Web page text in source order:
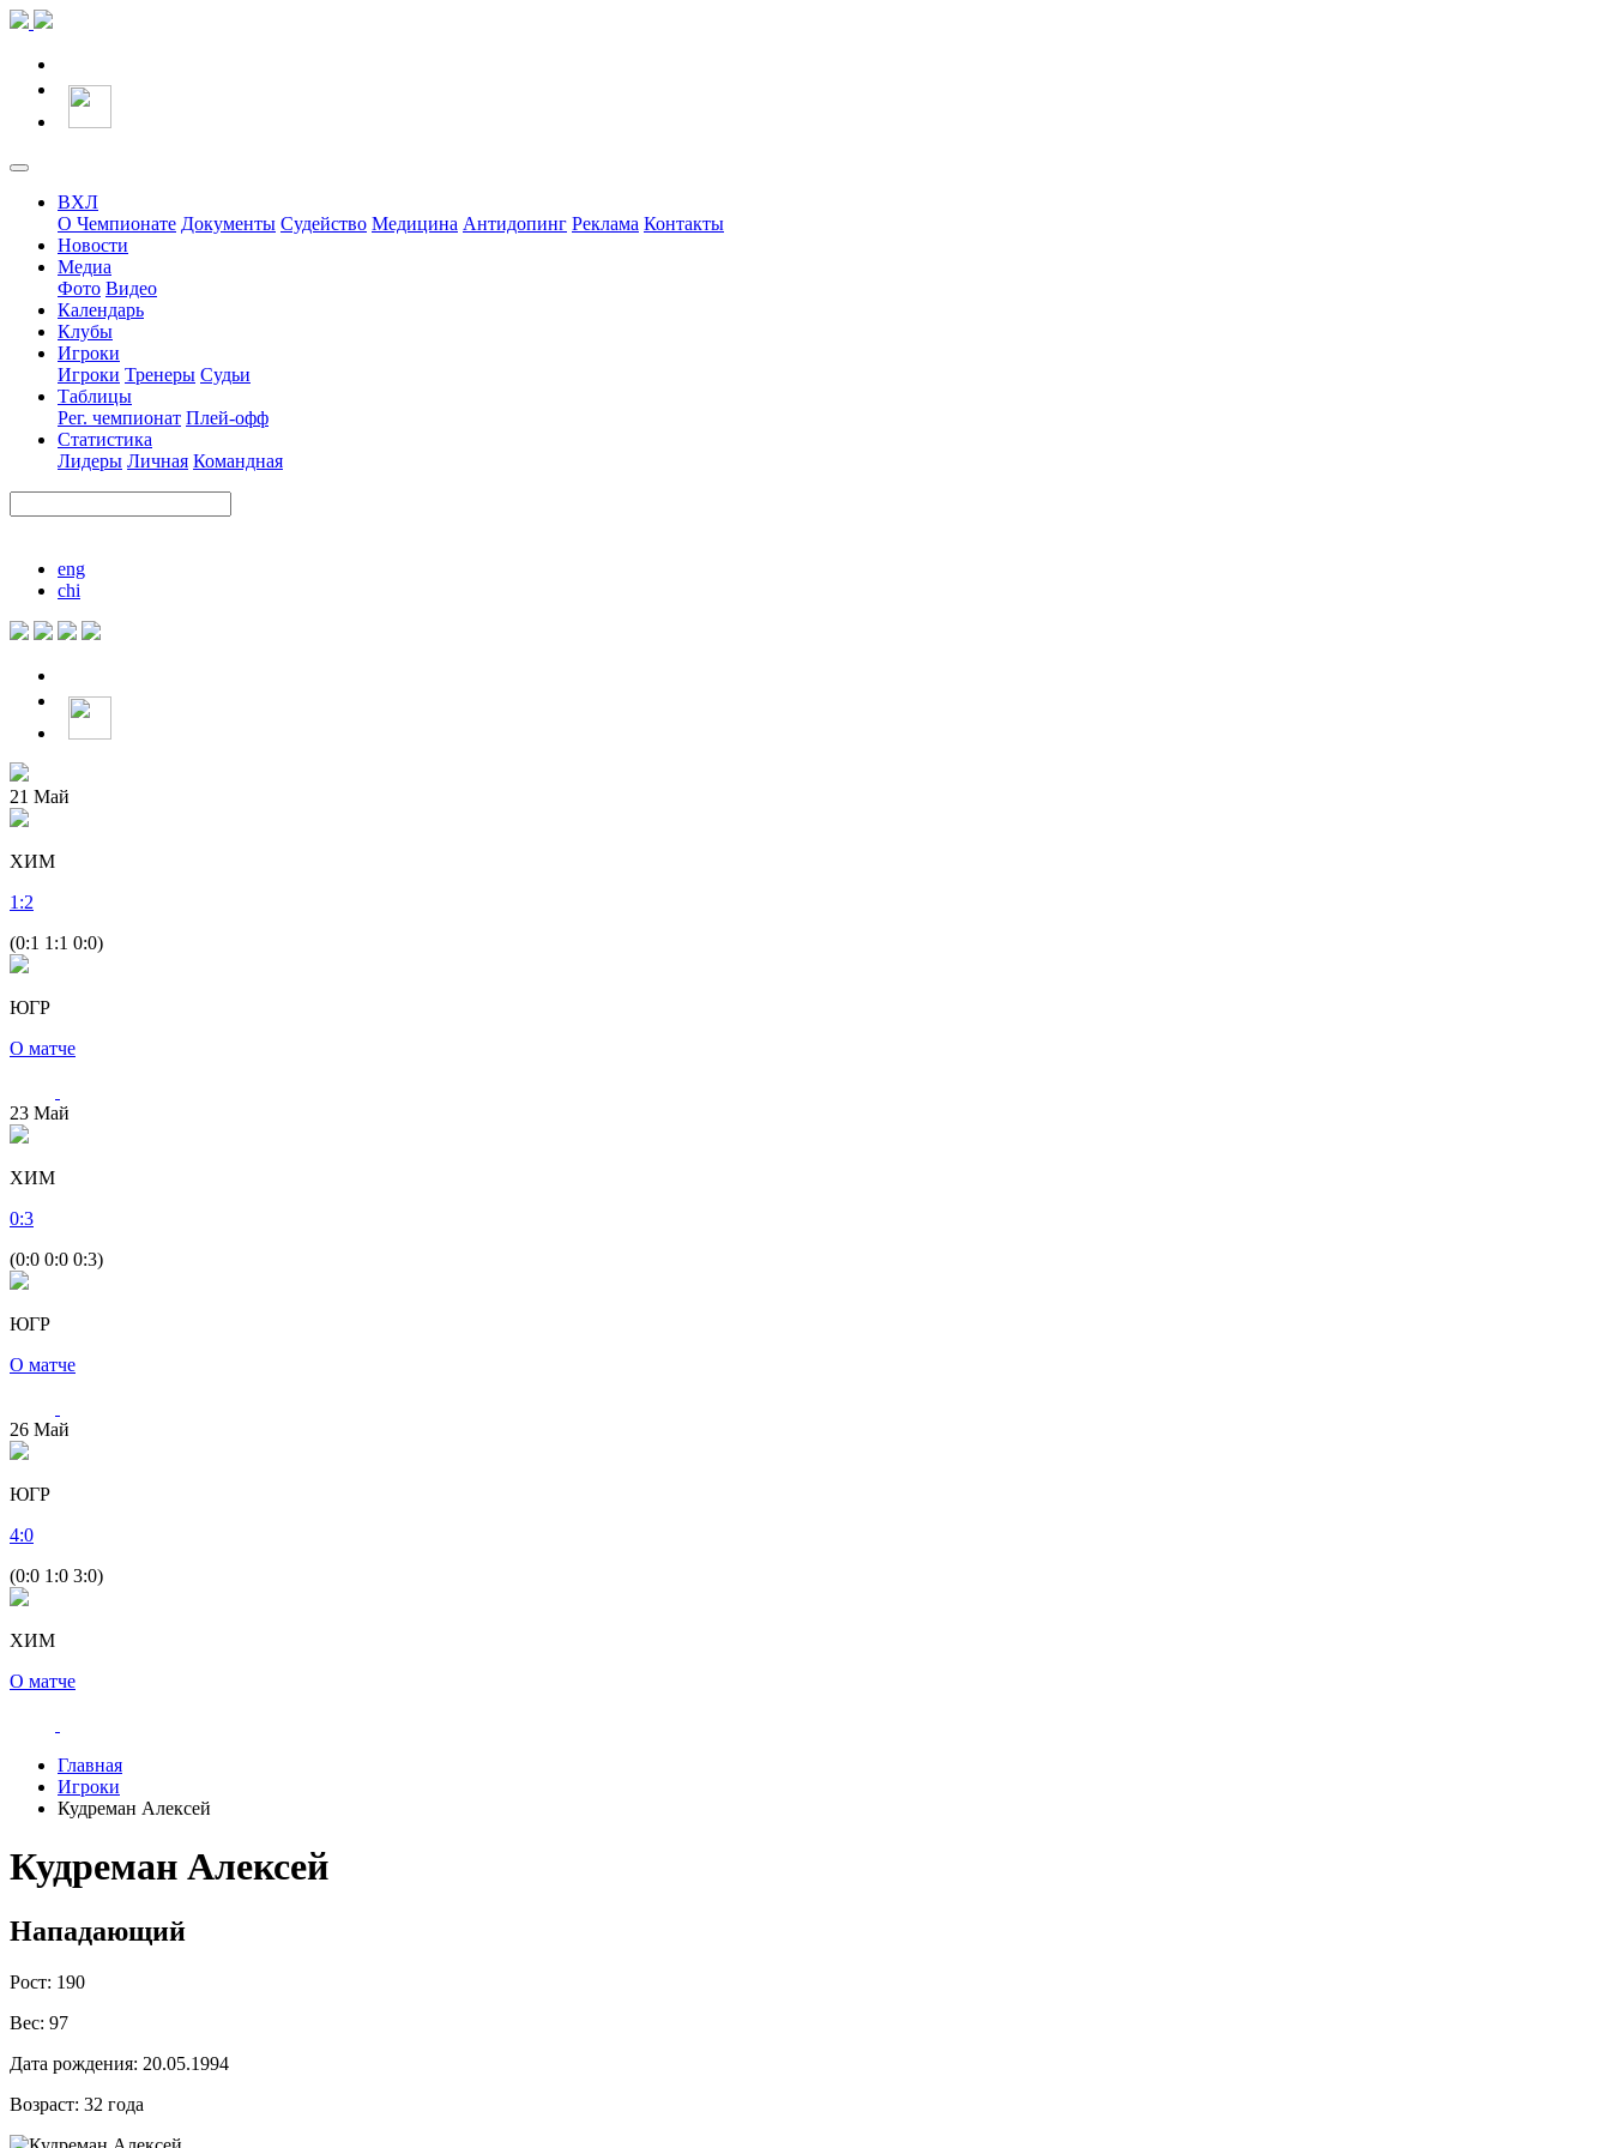
ВХЛ
О Чемпионате Документы Судейство Медицина Антидопинг Реклама Контакты
Новости
Медиа
Фото Видео
Календарь
Клубы
Игроки
Игроки Тренеры Судьи
Таблицы
Рег. чемпионат Плей-офф
Статистика
Лидеры Личная Командная
eng
chi
21 Май
ХИМ
1 :2
(0:1 1:1 0:0)
ЮГР
О матче
23 Май
ХИМ
0:3
(0:0 0:0 0:3)
ЮГР
О матче
26 Май
ЮГР
4:0
(0:0 1:0 3:0)
ХИМ
О матче
Главная
Игроки
Кудреман Алексей
Кудреман Алексей
Нападающий
Рост: 190
Вес: 97
Дата рождения: 20.05.1994
Возраст: 32 года